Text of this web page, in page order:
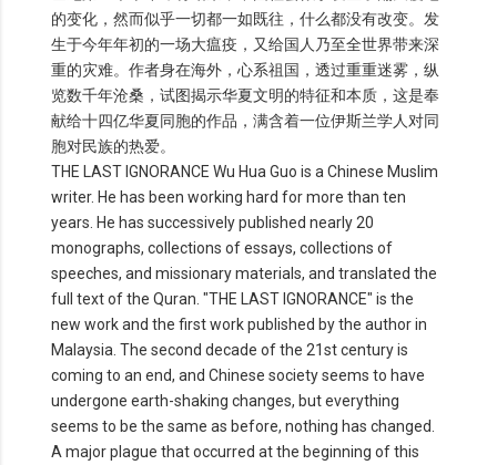
的变化，然而似乎一切都一如既往，什么都没有改变。发
生于今年年初的一场大瘟疫，又给国人乃至全世界带来深
重的灾难。作者身在海外，心系祖国，透过重重迷雾，纵
览数千年沧桑，试图揭示华夏文明的特征和本质，这是奉
献给十四亿华夏同胞的作品，满含着一位伊斯兰学人对同
胞对民族的热爱。
THE LAST IGNORANCE Wu Hua Guo is a Chinese Muslim
writer. He has been working hard for more than ten
years. He has successively published nearly 20
monographs, collections of essays, collections of
speeches, and missionary materials, and translated the
full text of the Quran. "THE LAST IGNORANCE" is the
new work and the first work published by the author in
Malaysia. The second decade of the 21st century is
coming to an end, and Chinese society seems to have
undergone earth-shaking changes, but everything
seems to be the same as before, nothing has changed.
A major plague that occurred at the beginning of this